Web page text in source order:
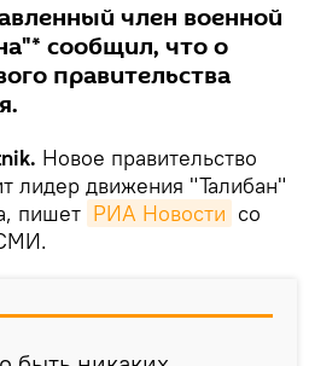
член военной
сообщил, что о
правительства
Новое правительство
лидер движения "Талибан"
пишет РИА Новости со